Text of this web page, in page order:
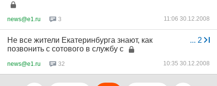
news@e1.ru 3 11:06 30.12.2008
... 2
Не все жители Екатеринбурга знают, как
позвонить с сотового в службу с
news@e1.ru 32 10:35 30.12.2008